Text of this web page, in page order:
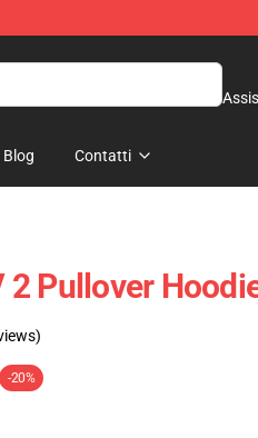
Blog Contatti
2 Pullover
-20%